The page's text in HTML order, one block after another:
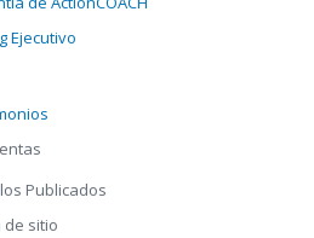
Ejecutivo
Publicados
de sitio